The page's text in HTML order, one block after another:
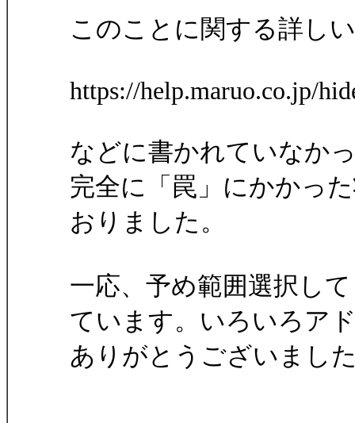
このことに関する詳し
https://help.maruo.co.jp/
などに書かれていなか
完全に「罠」にかかっ
おりました。
一応、予め範囲選択し
ています。いろいろア
ありがとうございまし